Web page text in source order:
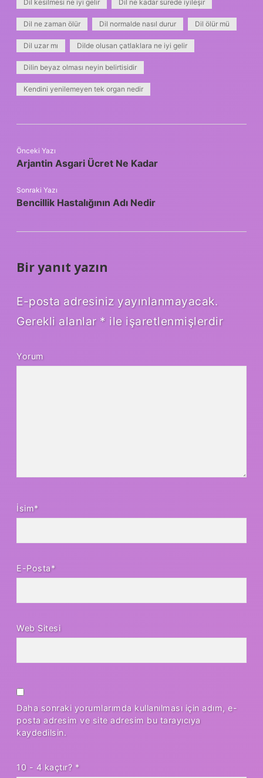
Dil kesilmesi ne iyi gelir Dil ne kadar sürede iyileşir
Dil ne zaman ölür Dil normalde nasıl durur Dil ölür mü
Dil uzar mı Dilde olusan çatlaklara ne iyi gelir
Dilin beyaz olması neyin belirtisidir
Kendini yenilemeyen tek organ nedir
Önceki Yazı
Arjantin Asgari Ücret Ne Kadar
Sonraki Yazı
Bencillik Hastalığının Adı Nedir
Bir yanıt yazın
E-posta adresiniz yayınlanmayacak.
Gerekli alanlar * ile işaretlenmişlerdir
Yorum
İsim*
E-Posta*
Web Sitesi
Daha sonraki yorumlarımda kullanılması için adım, e-
posta adresim ve site adresim bu tarayıcıya
kaydedilsin.
10 - 4 kaçtır? *